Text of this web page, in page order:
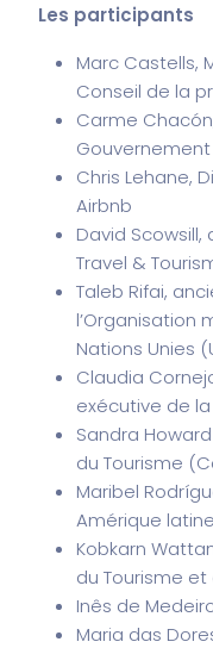
Les participants
Marc Castells,
Conseil de la
Carme
Chris Lehane,
Airbnb
David Scowsill,
Travel &
Taleb Rifai,
l’Organisation
Nations Unies
Claudia
exécutive de la
Sandra
du Tourisme
Maribel
Amérique
Kobkarn
du Tourisme
Inês de
Maria das